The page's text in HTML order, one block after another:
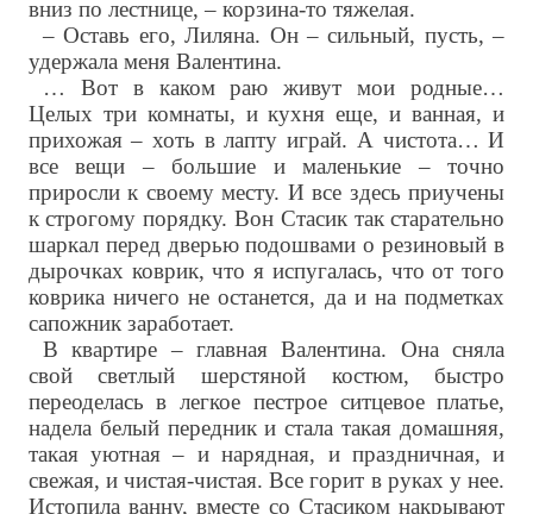
вниз по лестнице, – корзина-то тяжелая.
– Оставь его, Лиляна. Он – сильный, пусть, –
удержала меня Валентина.
… Вот в каком раю живут мои родные…
Целых три комнаты, и кухня еще, и ванная, и
прихожая – хоть в лапту играй. А чистота… И
все вещи – большие и маленькие – точно
приросли к своему месту. И все здесь приучены
к строгому порядку. Вон Стасик так старательно
шаркал перед дверью подошвами о резиновый в
дырочках коврик, что я испугалась, что от того
коврика ничего не останется, да и на подметках
сапожник заработает.
В квартире – главная Валентина. Она сняла
свой светлый шерстяной костюм, быстро
переоделась в легкое пестрое ситцевое платье,
надела белый передник и стала такая домашняя,
такая уютная – и нарядная, и праздничная, и
свежая, и чистая-чистая. Все горит в руках у нее.
Истопила ванну, вместе со Стасиком накрывают